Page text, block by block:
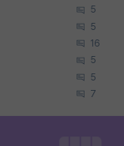
5
5
16
5
5
7